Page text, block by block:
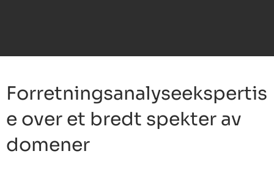
Forretningsanalyseekspertis
e over et bredt spekter av
domener